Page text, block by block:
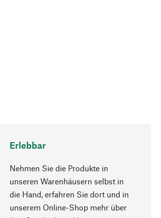
Erlebbar
Nehmen Sie die Produkte in
unseren Warenhäusern selbst in
die Hand, erfahren Sie dort und in
unserem Online-Shop mehr über